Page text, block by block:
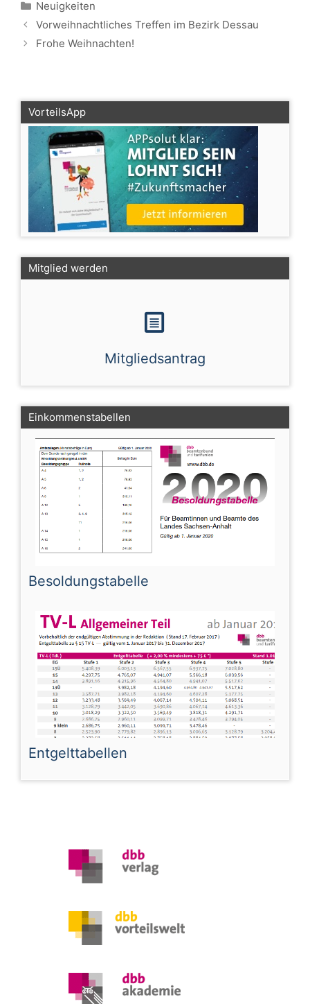
Kategorien
Neuigkeiten
Vorweihnachtliches Treffen im Bezirk Dessau
Frohe Weihnachten!
VorteilsApp
Mitglied werden
Mitgliedsantrag
Einkommenstabellen
Besoldungstabelle
Entgelttabellen